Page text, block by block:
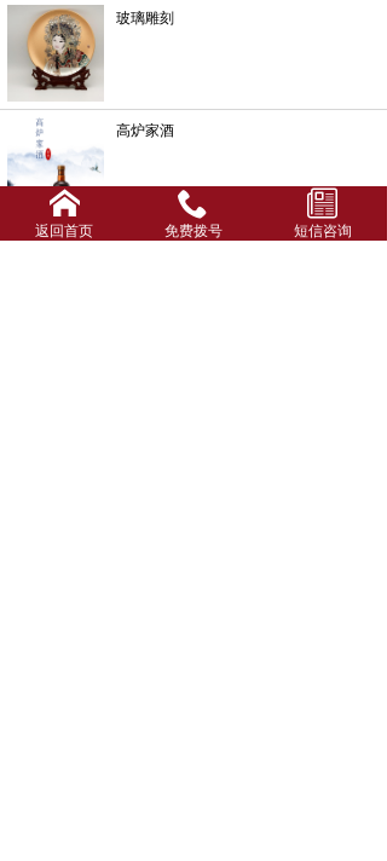
玻璃雕刻
高炉家酒
酒箱酒盒系列
返回首页 免费拨号 短信咨询